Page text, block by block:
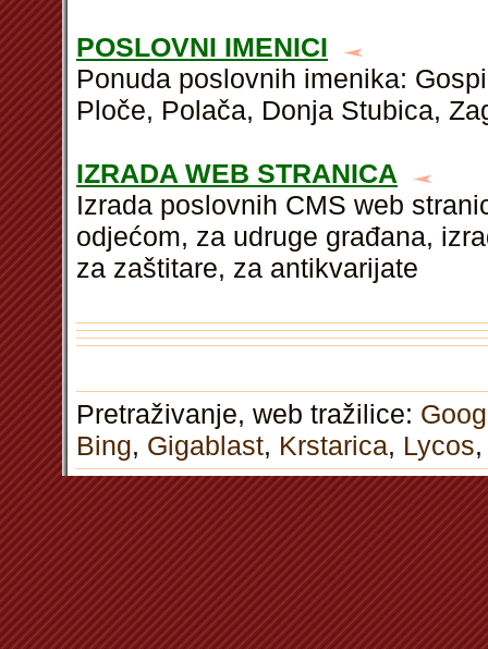
POSLOVNI IMENICI
Ponuda poslovnih imenika:
Ploče, Polača, Donja Stubica,
IZRADA WEB STRANICA
Izrada poslovnih CMS web
odjećom, za udruge građana,
za zaštitare, za antikvarijate
Pretraživanje, web tražilice:
Bing, Gigablast, Krstarica, Lycos